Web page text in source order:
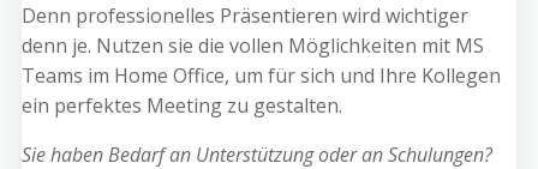
Denn professionelles Präsentieren wird wichtiger
denn je. Nutzen sie die vollen Möglichkeiten mit MS
Teams im Home Office, um für sich und Ihre Kollegen
ein perfektes Meeting zu gestalten.
Sie haben Bedarf an Unterstützung oder an Schulungen?